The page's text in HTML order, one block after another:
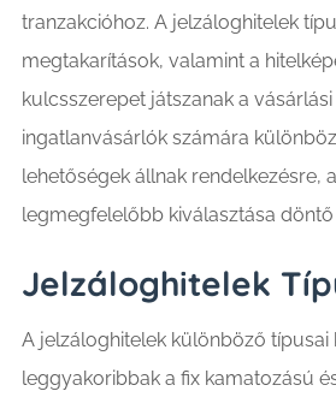
tranzakcióhoz. A jelzáloghitelek
megtakarítások, valamint a
kulcsszerepet játszanak a
ingatlanvásárlók számára
lehetőségek állnak rendelkezésre,
legmegfelelőbb kiválasztása
Jelzáloghitelek
A jelzáloghitelek különböző típusai
leggyakoribbak a fix kamatozású